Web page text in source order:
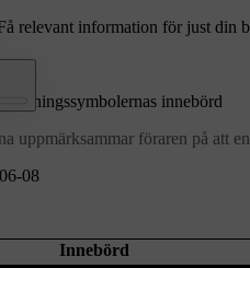
relevant information för just din
08
varningssymbolernas innebörd
uppmärksammar föraren på att
Innebörd
[1]